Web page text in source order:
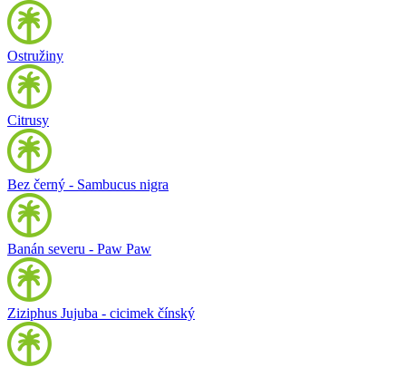
Ostružiny
Citrusy
Bez černý - Sambucus nigra
Banán severu - Paw Paw
Ziziphus Jujuba - cicimek čínský